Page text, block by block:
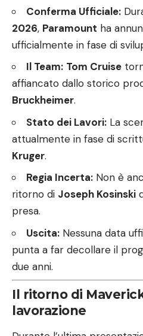
Conferma Ufficiale:
2026, Paramount ha
ufficialmente in fase di
Il Team: Tom Cruise
affiancato dallo storico
Bruckheimer.
Stato dei Lavori: La
attualmente in fase di
Kruger.
Regia Incerta: Non è
ritorno di Joseph Kosinski
presa.
Uscita: Nessuna data
punta a far decollare il
due anni.
Il ritorno di
lavorazione